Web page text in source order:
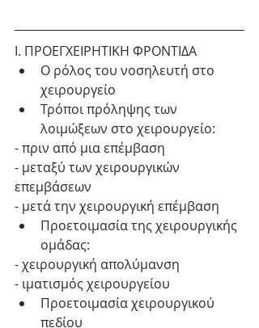
Ι. ΠΡΟΕΓΧΕΙΡΗΤΙΚΗ ΦΡΟΝΤΙΔΑ
Ο ρόλος του νοσηλευτή στο
χειρουργείο
Τρόποι πρόληψης των
λοιμώξεων στο χειρουργείο:
- πριν από μια επέμβαση
- μεταξύ των χειρουργικών
επεμβάσεων
- μετά την χειρουργική επέμβαση
Προετοιμασία της χειρουργικής
ομάδας:
- χειρουργική απολύμανση
- ιματισμός χειρουργείου
Προετοιμασία χειρουργικού
πεδίου